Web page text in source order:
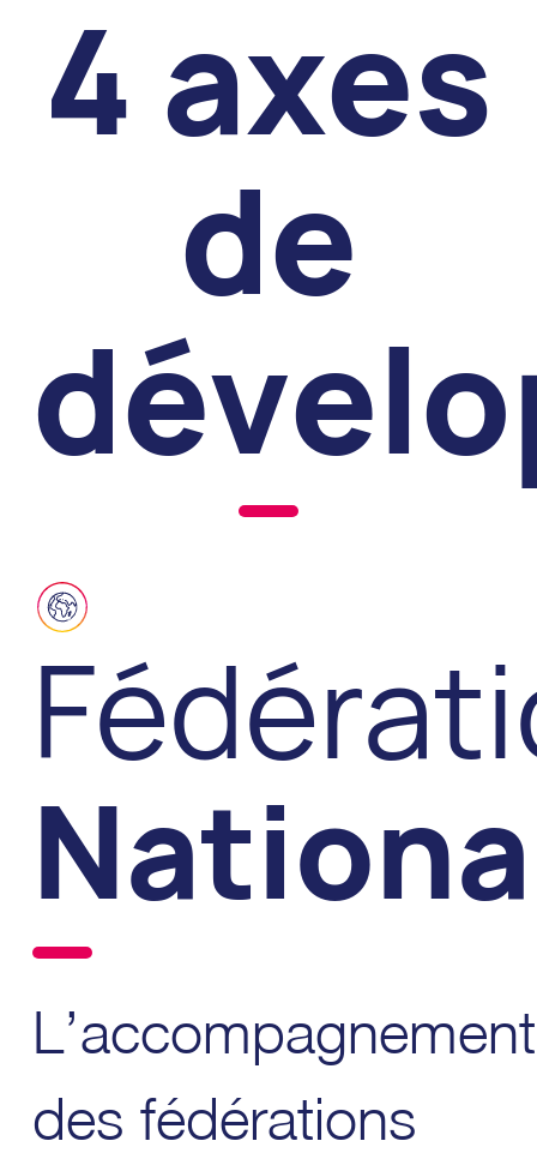
4 axes
de
L’accompagnement
des fédérations